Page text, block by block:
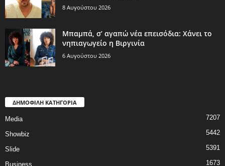
8 Αυγούστου 2026
Μπαμπά, σ’ αγαπώ νέα επεισόδια: Χάνει το
νηπιαγωγείο η Βιργινία
6 Αυγούστου 2026
ΔΗΜΟΦΙΛΗ ΚΑΤΗΓΟΡΙΑ
Media 7207
Showbiz 5442
Slide 5391
Business 1673